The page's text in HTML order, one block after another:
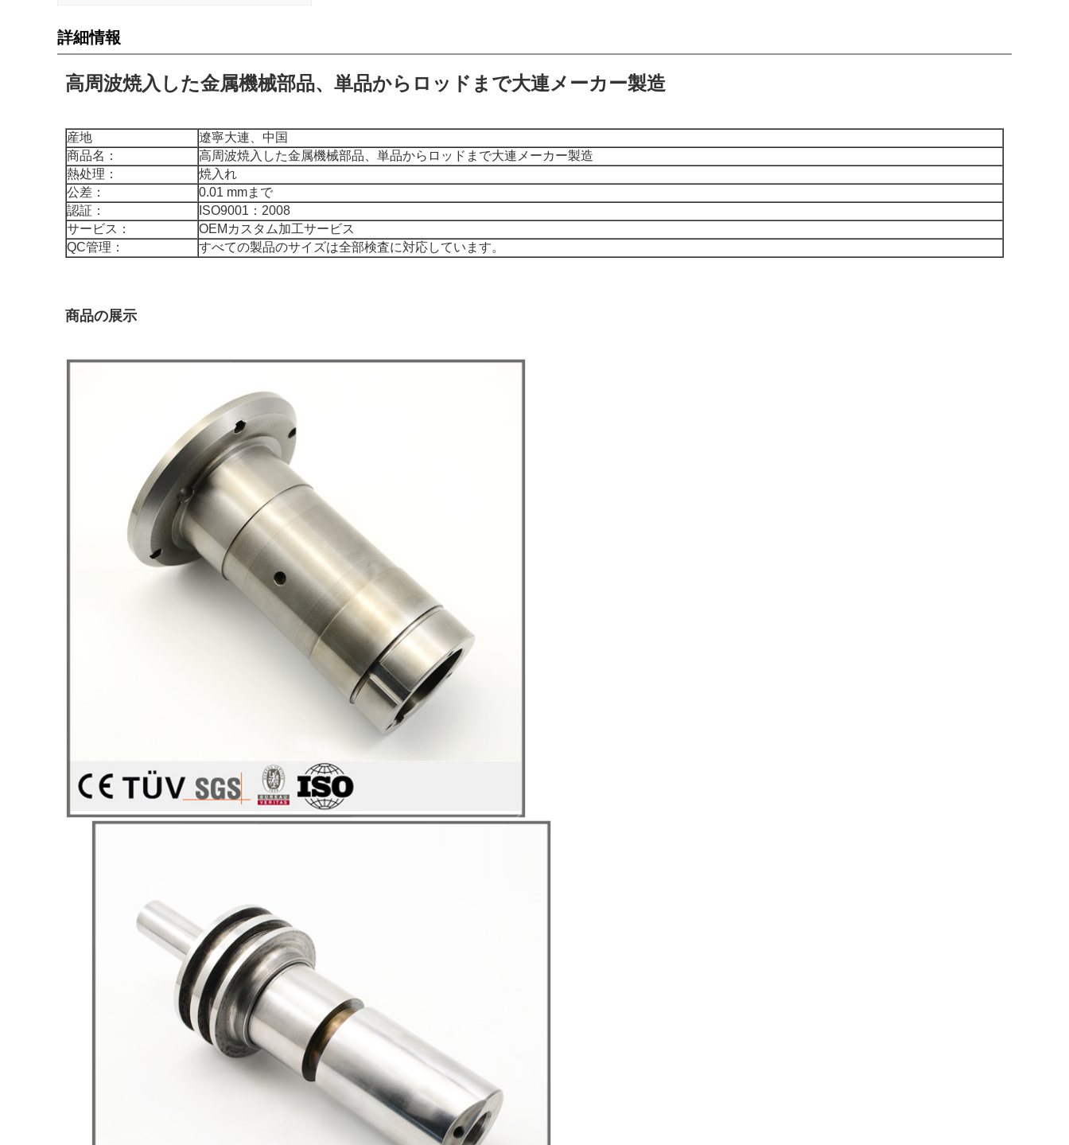
詳細情報
高周波焼入した金属機械部品、単品からロッドまで大連メーカー製造
産地
遼寧大連、中国
商品名：
高周波焼入した金属機械部品、単品からロッドまで大連メーカー製造
熱处理：
焼入れ
公差：
0.01 mmまで
認証：
ISO9001：2008
サービス：
OEMカスタム加工サービス
QC管理：
すべての製品のサイズは全部検査に対応しています。
商品の展示